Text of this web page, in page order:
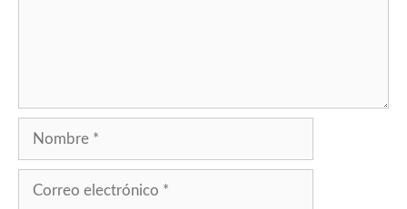
Nombre
Correo